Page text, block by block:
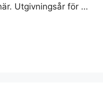
Utgivningsår för …